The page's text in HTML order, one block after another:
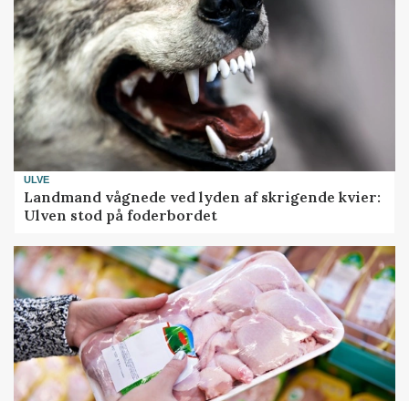
ULVE
Landmand vågnede ved lyden af skrigende kvier:
Ulven stod på foderbordet